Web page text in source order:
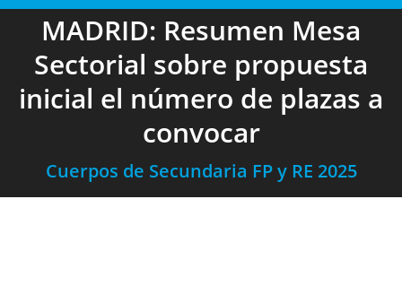
MADRID: Resumen Mesa
Sectorial sobre propuesta
inicial el número de plazas a
convocar
Cuerpos de Secundaria FP y RE 2025